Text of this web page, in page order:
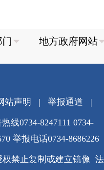
站声明 | 举报通道 |
线0734-8247111 0734-
举报电话0734-8686226
禁止复制或建立镜像 法